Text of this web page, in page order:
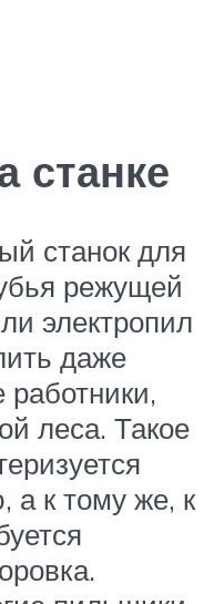
станке
станок для
режущей
электропил
даже
леса. Такое
а к тому же, к